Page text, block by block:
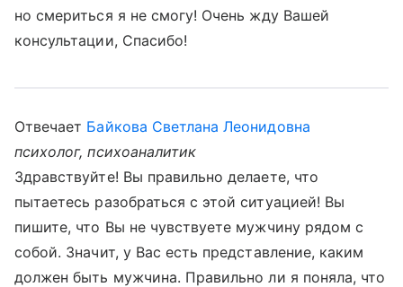
но смериться я не смогу! Очень жду Вашей
консультации, Спасибо!
Отвечает Байкова Светлана Леонидовна
психолог, психоаналитик
Здравствуйте! Вы правильно делаете, что
пытаетесь разобраться с этой ситуацией! Вы
пишите, что Вы не чувствуете мужчину рядом с
собой. Значит, у Вас есть представление, каким
должен быть мужчина. Правильно ли я поняла, что